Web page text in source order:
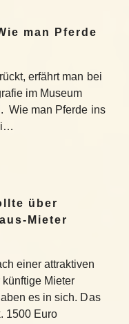
man Pferde
erfährt man bei
im Museum
Wie man Pferde ins
über
Mieter
einer attraktiven
künftige Mieter
es in sich. Das
1500 Euro